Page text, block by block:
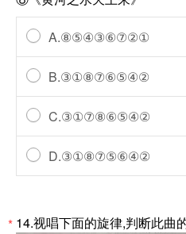
A.⑧⑤④③⑥⑦②①
B.③①⑧⑦⑥⑤④②
C.③①⑦⑧⑥⑤④②
D.③①⑧⑦⑤⑥④②
* 14.视唱下面的旋律,判断此曲